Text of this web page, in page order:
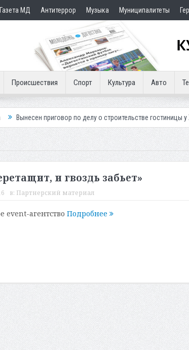
Газета МД Антитеррор Музыка Муниципалитеты
Происшествия Спорт Культура Авто
по делу о строительстве гостиницы у Ханагского
и гвоздь забьет»
в: Партнерский материал
event-агентство Подробнее